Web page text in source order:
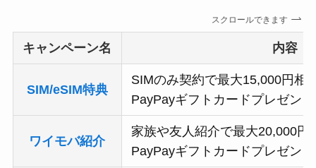
スクロールできます
キャンペーン名 内容
SIM/eSIM特典
SIMのみ契約で最大15,000円相
PayPayギフトカードプレゼント
ワイモバ紹介
家族や友人紹介で最大20,000円
PayPayギフトカードプレゼント